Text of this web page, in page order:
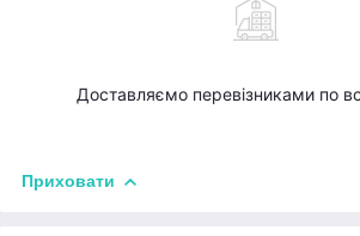
Доставляємо перевізниками по
Приховати